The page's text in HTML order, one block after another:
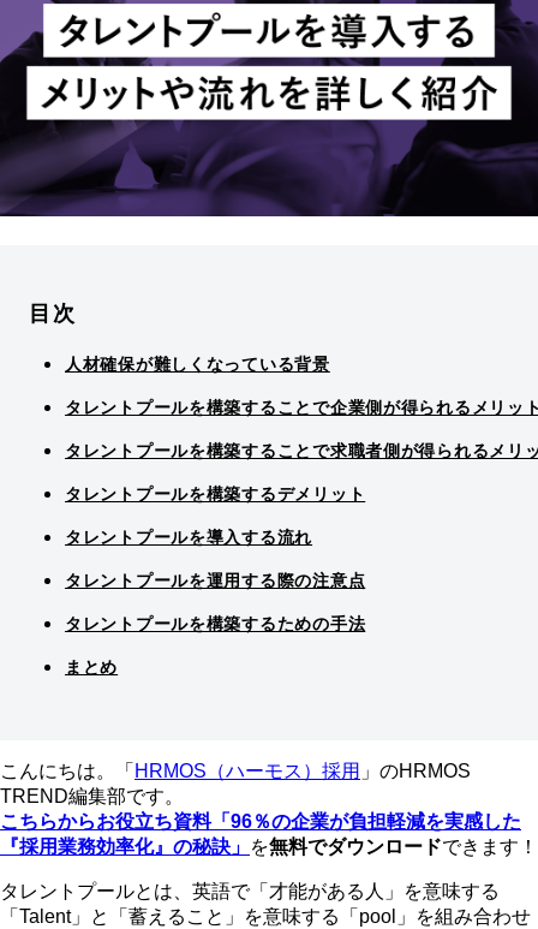
目次
人材確保が難しくなっている背景
タレントプールを構築することで企業側が得られるメリッ
タレントプールを構築することで求職者側が得られるメリ
タレントプールを構築するデメリット
タレントプールを導入する流れ
タレントプールを運用する際の注意点
タレントプールを構築するための手法
まとめ
こんにちは。「 HRMOS（ハーモス）採用 」のHRMOS
TREND編集部です。
こちらからお役立ち資料「96％の企業が負担軽減を実感した
『採用業務効率化』の秘訣」 を無料でダウンロードできます！
タレントプールとは、英語で「才能がある人」を意味する
「Talent」と「蓄えること」を意味する「pool」を組み合わせ